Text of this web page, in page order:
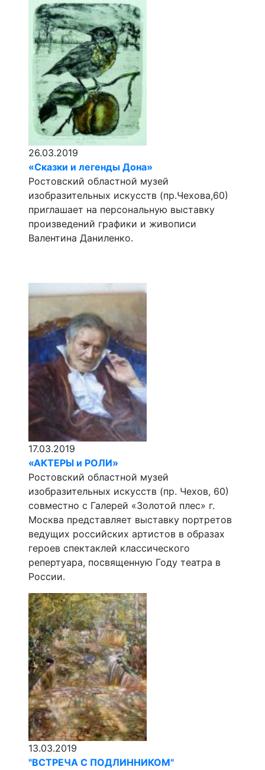
26.03.2019
«Сказки и легенды Дона»
Ростовский областной музей
изобразительных искусств (пр.Чехова,60)
приглашает на персональную выставку
произведений графики и живописи
Валентина Даниленко.
17.03.2019
«АКТЕРЫ и РОЛИ»
Ростовский областной музей
изобразительных искусств (пр. Чехов, 60)
совместно с Галерей «Золотой плес» г.
Москва представляет выставку портретов
ведущих российских артистов в образах
героев спектаклей классического
репертуара, посвященную Году театра в
России.
13.03.2019
"ВСТРЕЧА С ПОДЛИННИКОМ"